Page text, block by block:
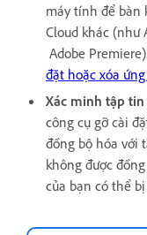
máy tính để bàn
Cloud khác (như
Adobe
đặt hoặc xóa
Xác minh tập
công cụ gỡ cài
đồng bộ hóa với
không được
của bạn có thể